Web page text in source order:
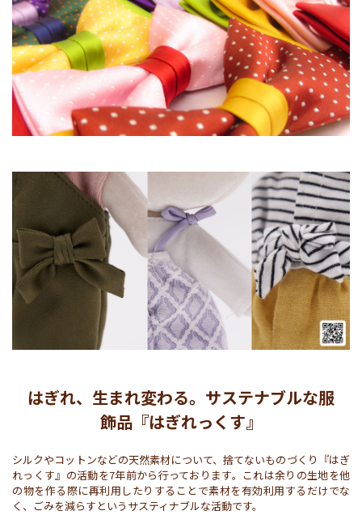
はぎれ、生まれ変わる。サステナブルな服
飾品『はぎれっくす』
シルクやコットンなどの天然素材について、捨てないものづくり『はぎ
れっくす』の活動を7年前から行っております。これは余りの生地を他
の物を作る際に再利用したりすることで素材を有効利用するだけでな
く、ごみを減らすというサスティナブルな活動です。